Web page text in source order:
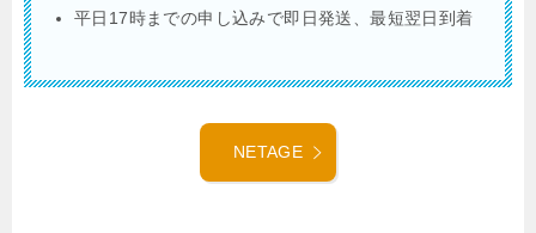
平日17時までの申し込みで即日発送、最短翌日到着
NETAGE